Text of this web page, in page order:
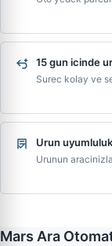
15 gun icinde
Surec kolay ve
Urun
Urunun
Mars Ara